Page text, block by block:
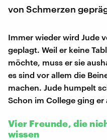
von Schmerzen
Immer wieder wird Jude
geplagt. Weil er keine
möchte, muss er sie
es sind vor allem die
machen. Jude humpelt
Schon im College ging er
Vier Freunde, die
wissen